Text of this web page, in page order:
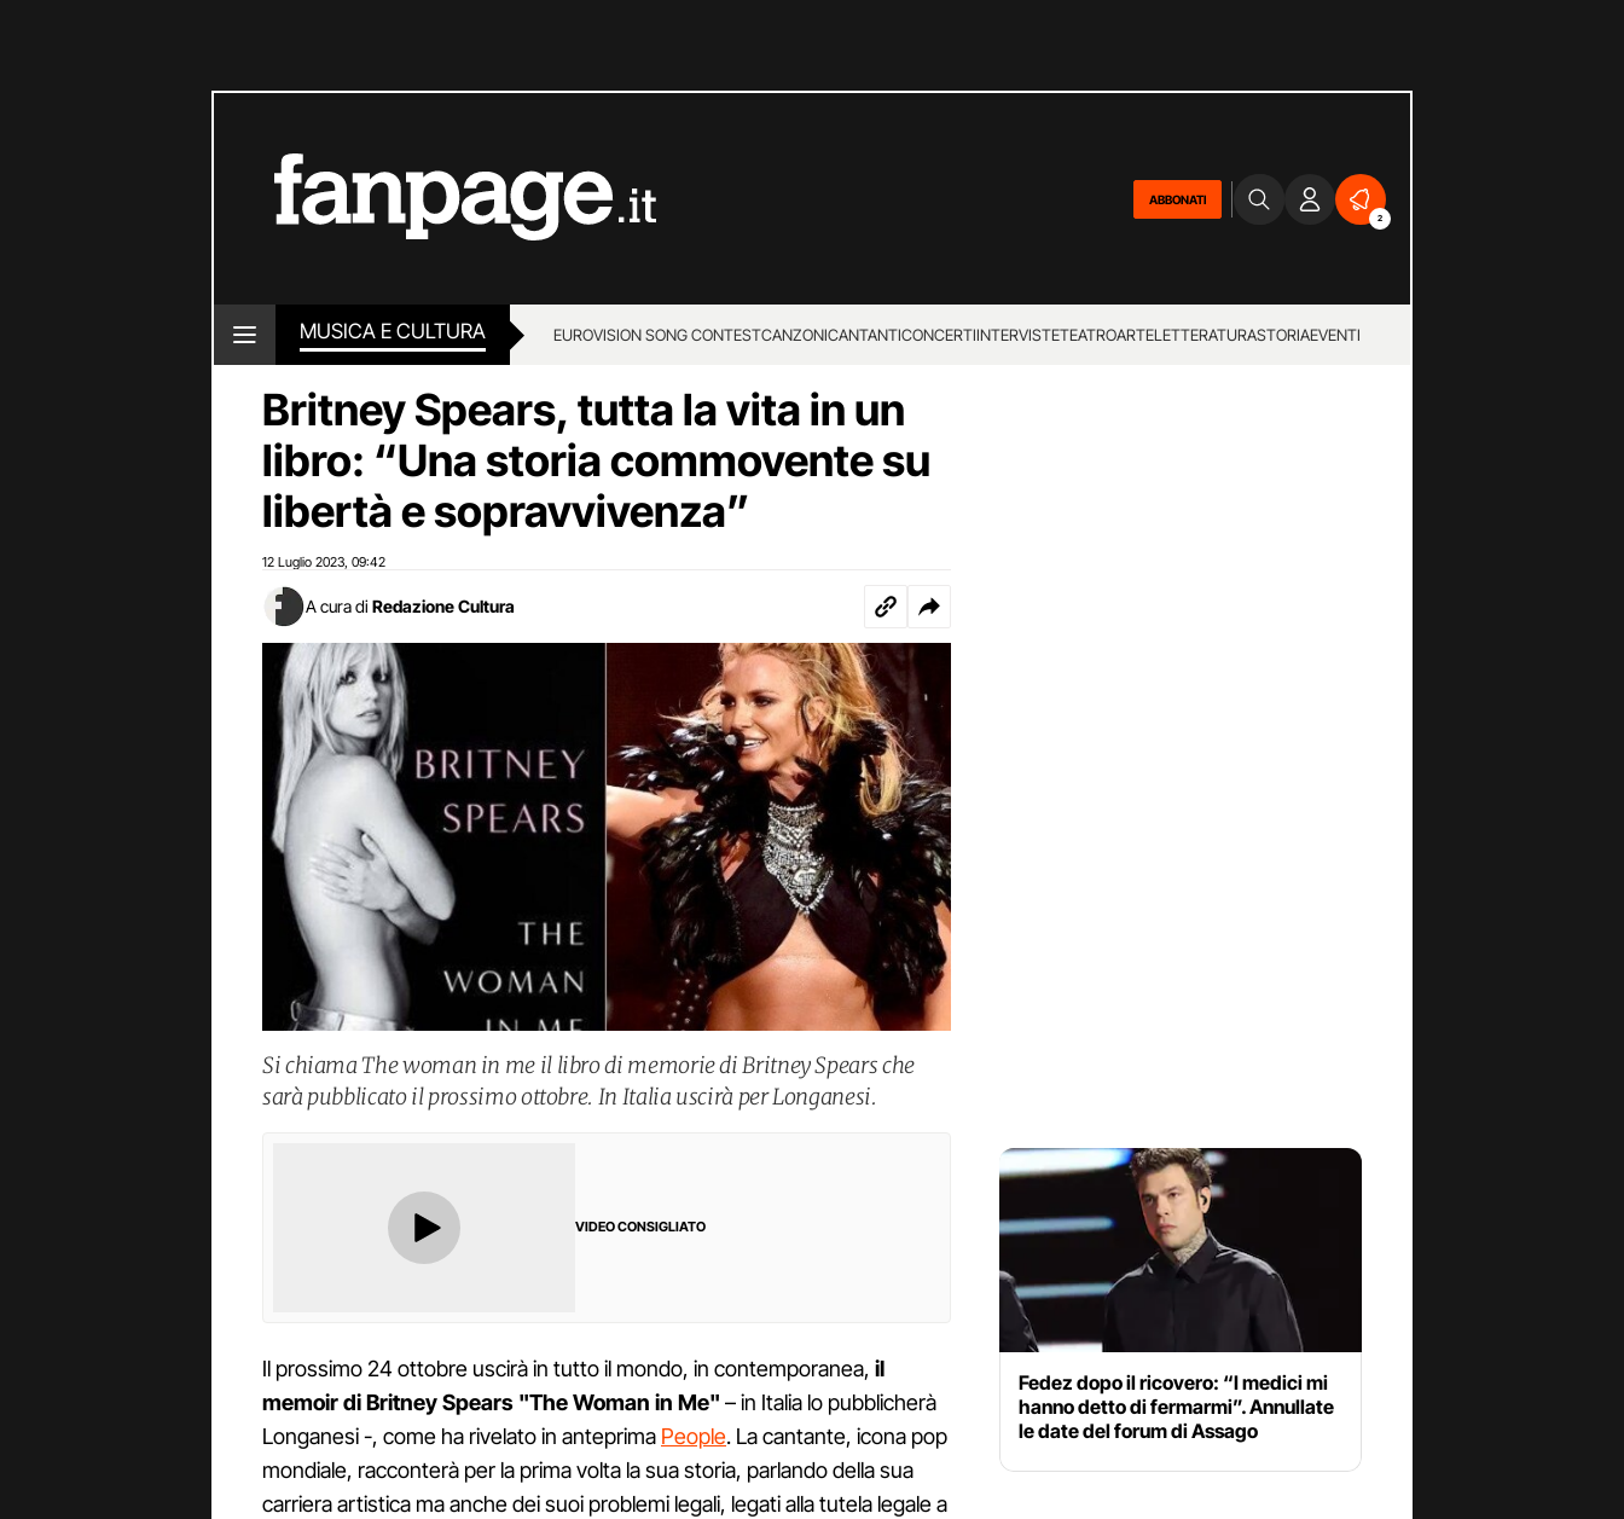
ABBONATI
2
MUSICA E CULTURA EUROVISION SONG CONTESTCANZONICANTANTICONCERTIINTERVISTETEATROARTELETTERATURASTORIAEVENTI
Britney Spears, tutta la vita in un
libro: “Una storia commovente su
libertà e sopravvivenza”
12 Luglio 2023 09:42
A cura di Redazione Cultura
Si chiama The woman in me il libro di memorie di Britney Spears che
sarà pubblicato il prossimo ottobre. In Italia uscirà per Longanesi.
VIDEO CONSIGLIATO
Il prossimo 24 ottobre uscirà in tutto il mondo, in contemporanea, il
memoir di Britney Spears "The Woman in Me" – in Italia lo pubblicherà
Longanesi -, come ha rivelato in anteprima People. La cantante, icona pop
mondiale, racconterà per la prima volta la sua storia, parlando della sua
carriera artistica ma anche dei suoi problemi legali, legati alla tutela legale a
Fedez dopo il ricovero: “I medici mi
hanno detto di fermarmi”. Annullate
le date del forum di Assago